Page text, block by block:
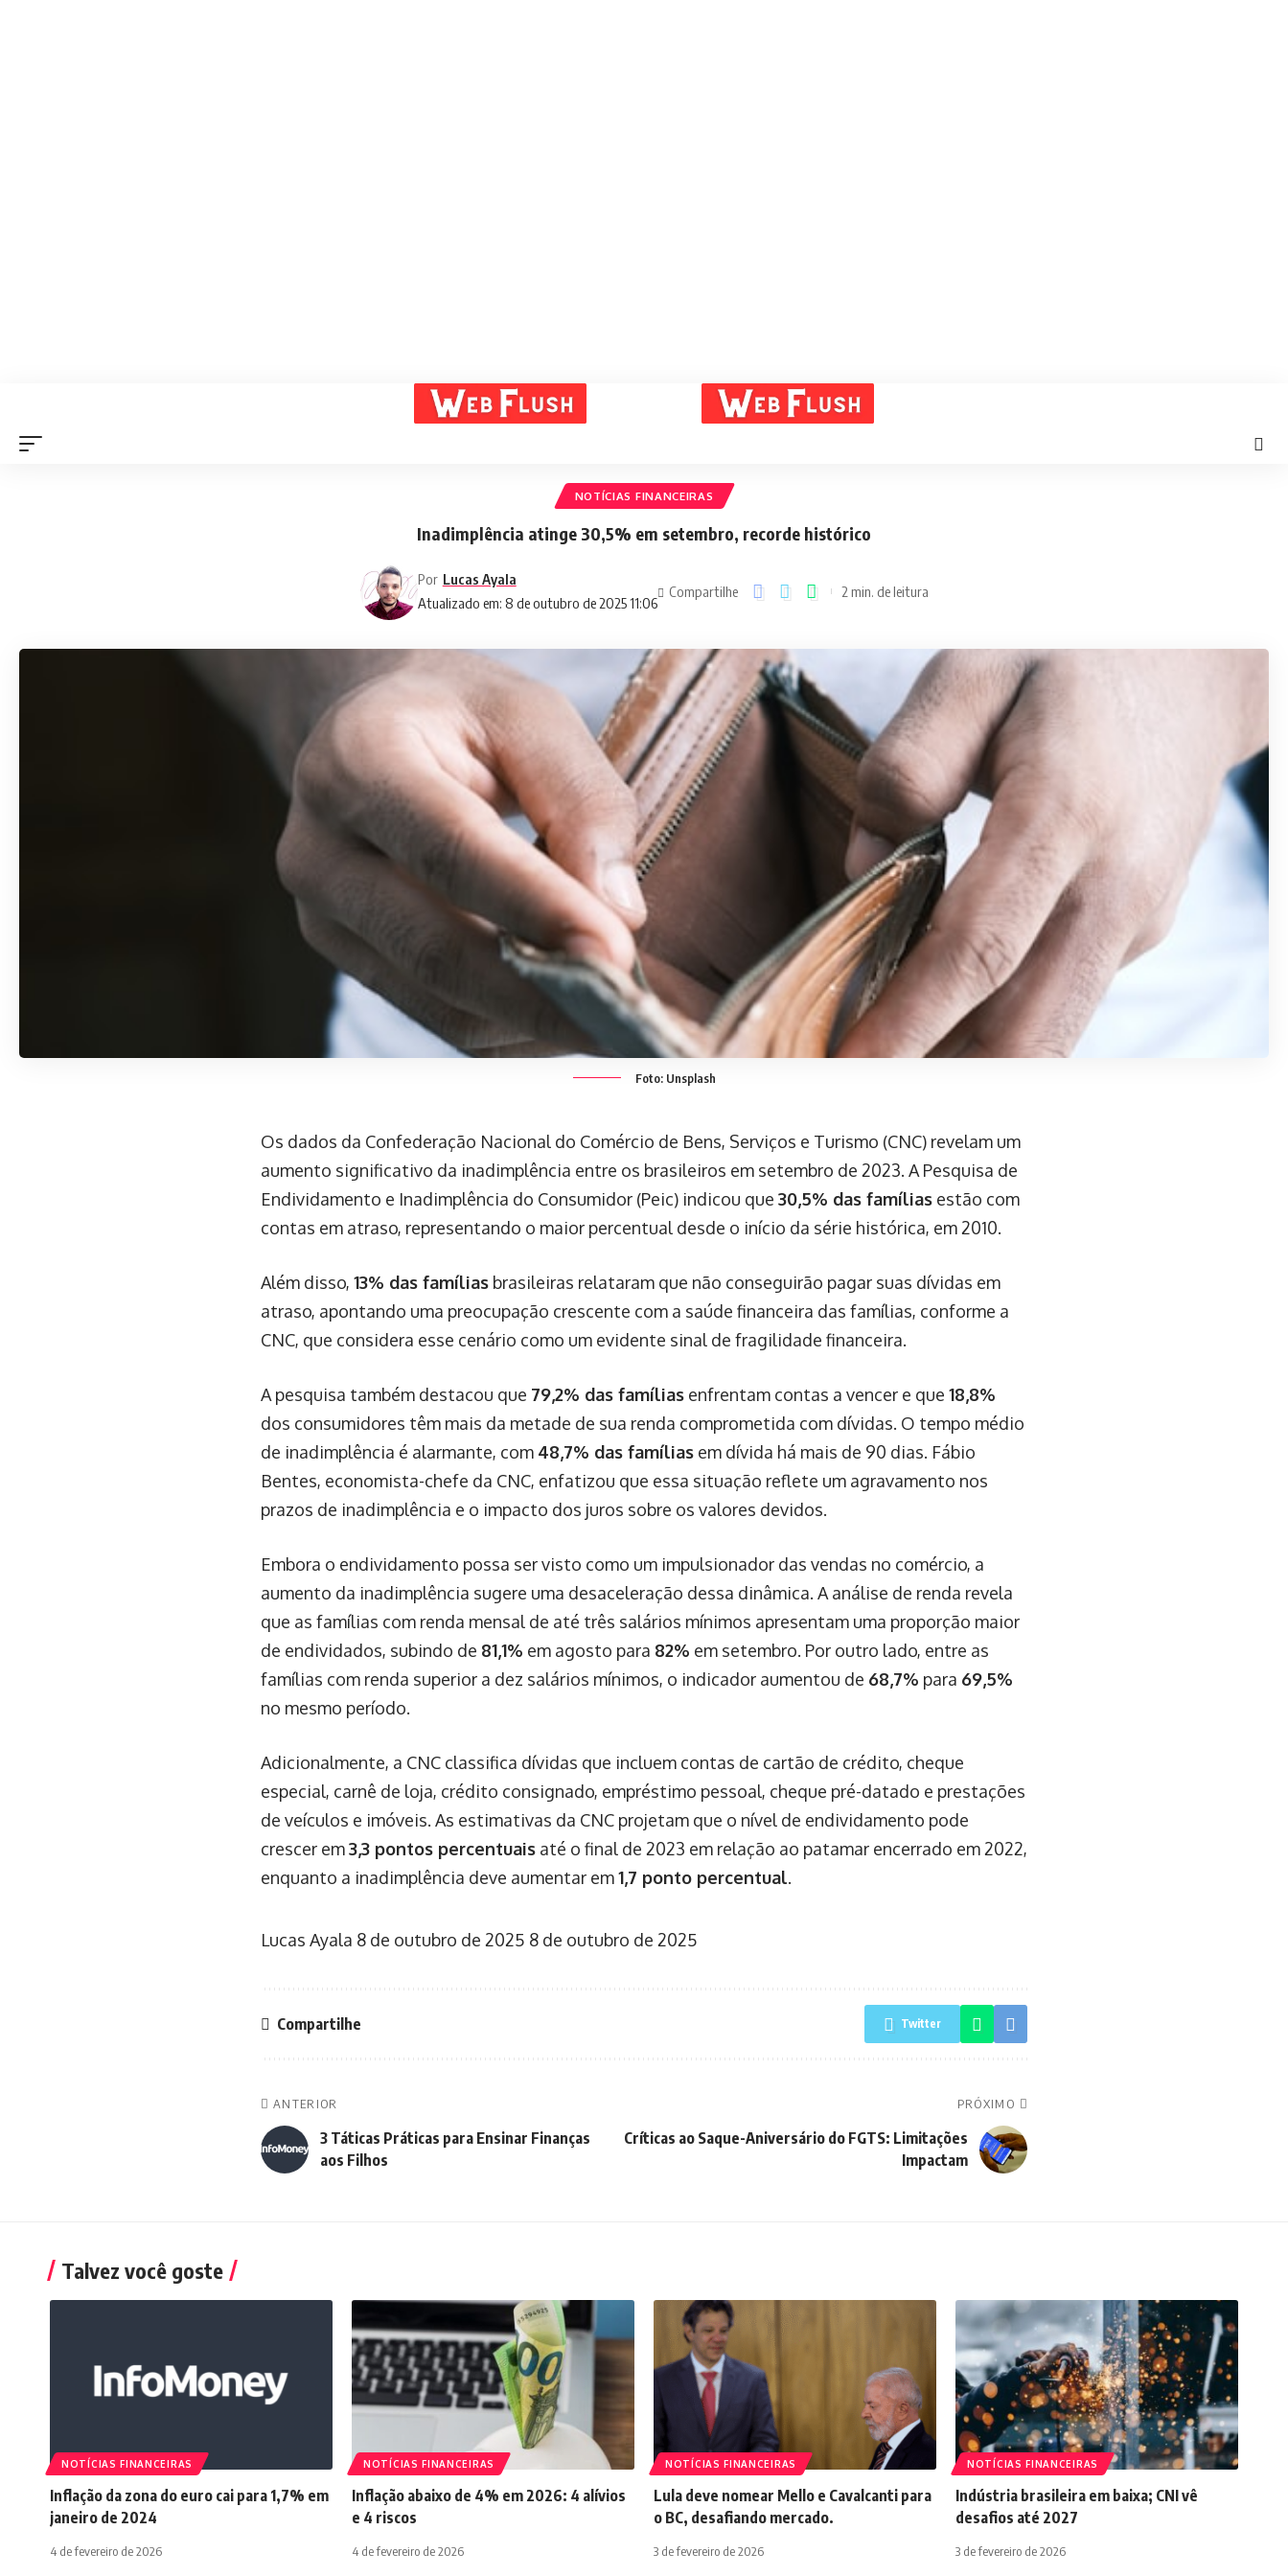
NOTÍCIAS FINANCEIRAS
Inadimplência atinge 30,5% em setembro, recorde histórico
Atualizado em: 8 de outubro de 2025 11:06
Por Lucas Ayala
Compartilhe 2 min. de leitura
Foto: Unsplash
Os dados da Confederação Nacional do Comércio de Bens, Serviços e Turismo (CNC) revelam um
aumento significativo da inadimplência entre os brasileiros em setembro de 2023. A Pesquisa de
Endividamento e Inadimplência do Consumidor (Peic) indicou que 30,5% das famílias estão com
contas em atraso, representando o maior percentual desde o início da série histórica, em 2010.
Além disso, 13% das famílias brasileiras relataram que não conseguirão pagar suas dívidas em
atraso, apontando uma preocupação crescente com a saúde financeira das famílias, conforme a
CNC, que considera esse cenário como um evidente sinal de fragilidade financeira.
A pesquisa também destacou que 79,2% das famílias enfrentam contas a vencer e que 18,8%
dos consumidores têm mais da metade de sua renda comprometida com dívidas. O tempo médio
de inadimplência é alarmante, com 48,7% das famílias em dívida há mais de 90 dias. Fábio
Bentes, economista-chefe da CNC, enfatizou que essa situação reflete um agravamento nos
prazos de inadimplência e o impacto dos juros sobre os valores devidos.
Embora o endividamento possa ser visto como um impulsionador das vendas no comércio, a
aumento da inadimplência sugere uma desaceleração dessa dinâmica. A análise de renda revela
que as famílias com renda mensal de até três salários mínimos apresentam uma proporção maior
de endividados, subindo de 81,1% em agosto para 82% em setembro. Por outro lado, entre as
famílias com renda superior a dez salários mínimos, o indicador aumentou de 68,7% para 69,5%
no mesmo período.
Adicionalmente, a CNC classifica dívidas que incluem contas de cartão de crédito, cheque
especial, carnê de loja, crédito consignado, empréstimo pessoal, cheque pré-datado e prestações
de veículos e imóveis. As estimativas da CNC projetam que o nível de endividamento pode
crescer em3,3 pontos percentuais até o final de 2023 em relação ao patamar encerrado em 2022,
enquanto a inadimplência deve aumentar em1,7 ponto percentual.
Lucas Ayala 8 de outubro de 2025 8 de outubro de 2025
Compartilhe Twitter
ANTERIOR
3 Táticas Práticas para Ensinar Finanças
aos Filhos
PRÓXIMO
Críticas ao Saque-Aniversário do FGTS: Limitações
Impactam
Talvez você goste
NOTÍCIAS FINANCEIRAS
Inflação da zona do euro cai para 1,7% em
janeiro de 2024
4 de fevereiro de 2026
NOTÍCIAS FINANCEIRAS
Inflação abaixo de 4% em 2026: 4 alívios
e 4 riscos
4 de fevereiro de 2026
NOTÍCIAS FINANCEIRAS
Lula deve nomear Mello e Cavalcanti para
o BC, desafiando mercado.
3 de fevereiro de 2026
NOTÍCIAS FINANCEIRAS
Indústria brasileira em baixa; CNI vê
desafios até 2027
3 de fevereiro de 2026